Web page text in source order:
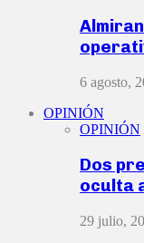
6 agosto,
OPINIÓN
OPINIÓN
Dos
oculta
29 julio,